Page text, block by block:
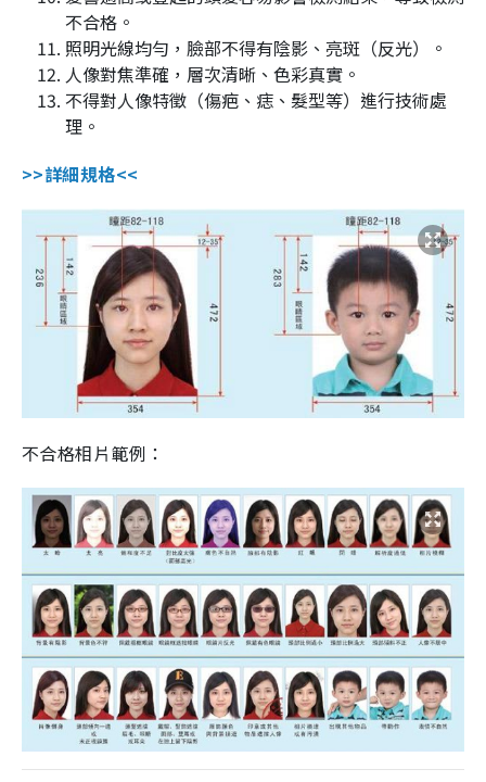
不合格。
照明光線均勻，臉部不得有陰影、亮斑（反光）。
人像對焦準確，層次清晰、色彩真實。
不得對人像特徵（傷疤、痣、髮型等）進行技術處
理。
>>詳細規格<<
不合格相片範例：